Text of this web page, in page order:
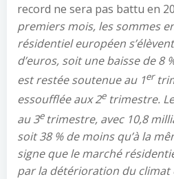
record ne sera pas battu en
premiers mois, les sommes
résidentiel européen
d’euros, soit une baisse de 8
est restée soutenue au 1er
essoufflée aux 2etrimestre.
au 3e trimestre, avec 10,8
soit 38 % de moins qu’à la
signe que le marché
par la détérioration du climat